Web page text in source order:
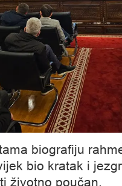
biografiju
bio kratak i
životno poučan.